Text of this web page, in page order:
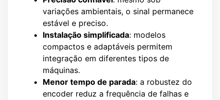
variações ambientais, o sinal permanece
estável e preciso.
Instalação simplificada: modelos
compactos e adaptáveis permitem
integração em diferentes tipos de
máquinas.
Menor tempo de parada: a robustez do
encoder reduz a frequência de falhas e